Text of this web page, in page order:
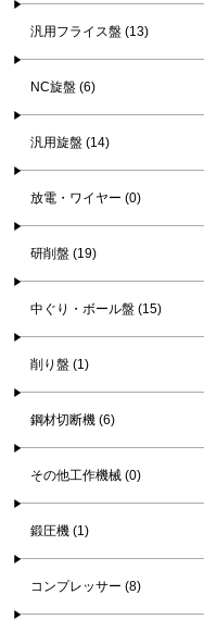
汎用フライス盤 (13)
NC旋盤 (6)
汎用旋盤 (14)
放電・ワイヤー (0)
研削盤 (19)
中ぐり・ボール盤 (15)
削り盤 (1)
鋼材切断機 (6)
その他工作機械 (0)
鍛圧機 (1)
コンプレッサー (8)